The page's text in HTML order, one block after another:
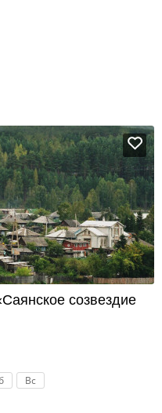
созвездие
Вс